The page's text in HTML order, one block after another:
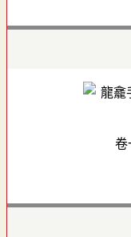
卷